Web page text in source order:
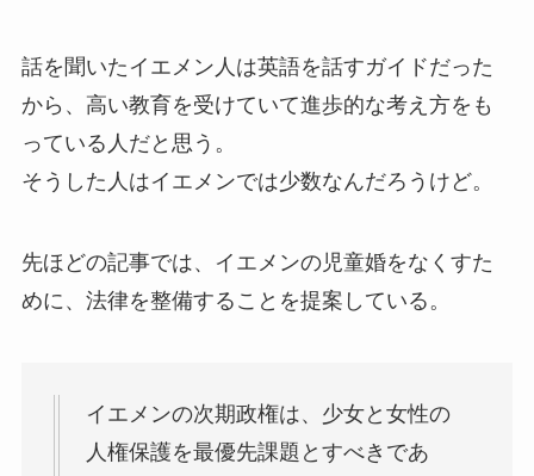
話を聞いたイエメン人は英語を話すガイドだった
から、高い教育を受けていて進歩的な考え方をも
っている人だと思う。
そうした人はイエメンでは少数なんだろうけど。
先ほどの記事では、イエメンの児童婚をなくすた
めに、法律を整備することを提案している。
イエメンの次期政権は、少女と女性の
人権保護を最優先課題とすべきであ